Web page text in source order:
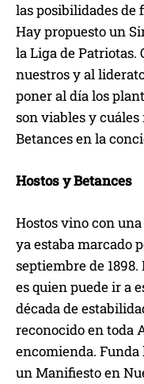
las posibilidades de
Hay propuesto un
la Liga de
nuestros y al
poner al día los
son viables y cuáles
Betances en la
Hostos y Betances
Hostos vino con
ya estaba marcado
septiembre de
es quien puede ir a
década de
reconocido en toda
encomienda. Funda
un Manifiesto en